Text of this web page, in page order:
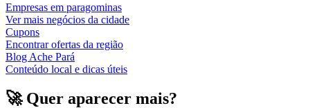
Empresas em paragominas
Ver mais negócios da cidade
Cupons
Encontrar ofertas da região
Blog Ache Pará
Conteúdo local e dicas úteis
🚀 Quer aparecer mais?